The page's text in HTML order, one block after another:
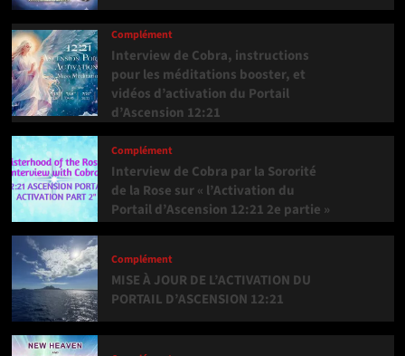
Complément
Interview de Cobra, instructions
pour les méditations booster, et
vidéos d’activation du Portail
d’Ascension 12:21
Complément
Interview de Cobra par la Sororité
de la Rose sur « l’Activation du
Portail d’Ascension 12:21 2e partie »
Complément
MISE À JOUR DE L’ACTIVATION DU
PORTAIL D’ASCENSION 12:21